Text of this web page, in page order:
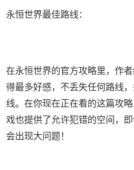
永恒世界最佳路线：
在永恒世界的官方攻略里，作
得最多好感，不丢失任何路线
线。在你现在正在看的这篇攻
戏也提供了允许犯错的空间，
会出现大问题！